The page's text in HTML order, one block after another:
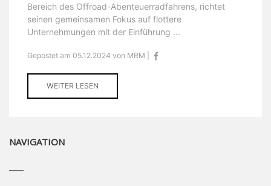
Bereich des Offroad-Abenteuerradfahrens, richtet
seinen gemeinsamen Fokus auf flottere
Unternehmungen mit der Einführung ...
Gepostet am 05.12.2024 von MRM |
WEITER LESEN
NAVIGATION